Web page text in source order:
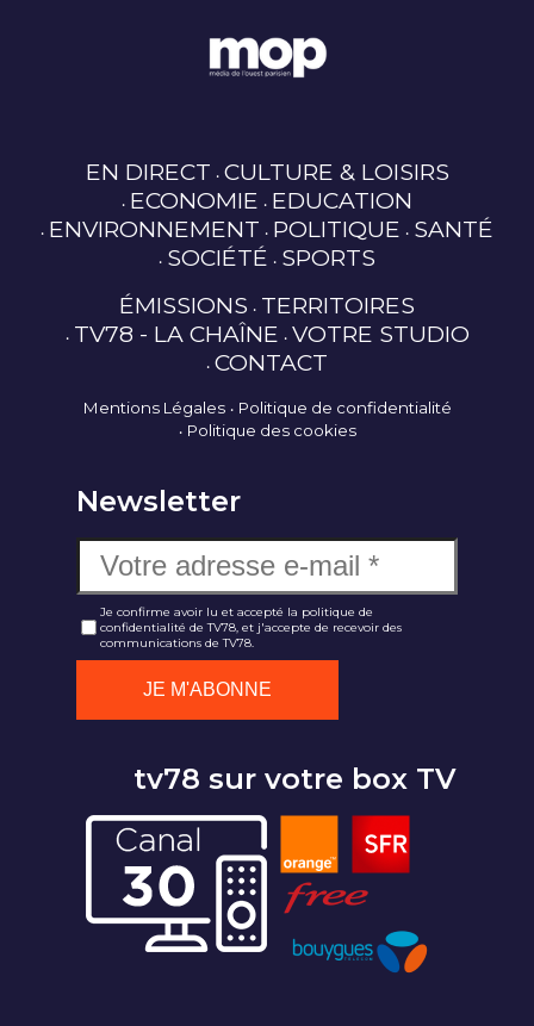
EN DIRECT CULTURE & LOISIRS
ECONOMIE EDUCATION
ENVIRONNEMENT POLITIQUE SANTÉ
SOCIÉTÉ SPORTS
ÉMISSIONS TERRITOIRES
TV78 - LA CHAÎNE VOTRE STUDIO
CONTACT
Mentions Légales
Politique de confidentialité
Politique des cookies
Newsletter
Je confirme avoir lu et accepté la politique de
confidentialité de TV78, et j'accepte de recevoir des
communications de TV78.
tv78 sur votre box TV